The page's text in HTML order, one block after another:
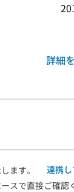
詳細
ます。
連携
スで直接ご確